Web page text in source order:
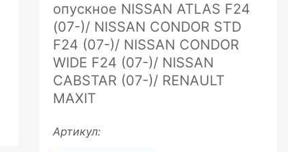
опускное NISSAN ATLAS F24
(07-)/ NISSAN CONDOR STD
F24 (07-)/ NISSAN CONDOR
WIDE F24 (07-)/ NISSAN
CABSTAR (07-)/ RENAULT
MAXIT
Артикул: